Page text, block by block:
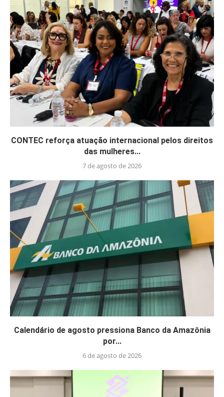
CONTEC reforça atuação internacional pelos direitos
das mulheres...
7 de agosto de 2026
Calendário de agosto pressiona Banco da Amazônia
por...
6 de agosto de 2026